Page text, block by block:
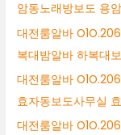
암동노래방보도 용
대전룸알바
복대밤알바 하복대
대전룸알바
효자동보도사무실
대전룸알바